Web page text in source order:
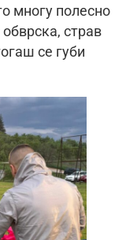
многу полесно
страв
се губи